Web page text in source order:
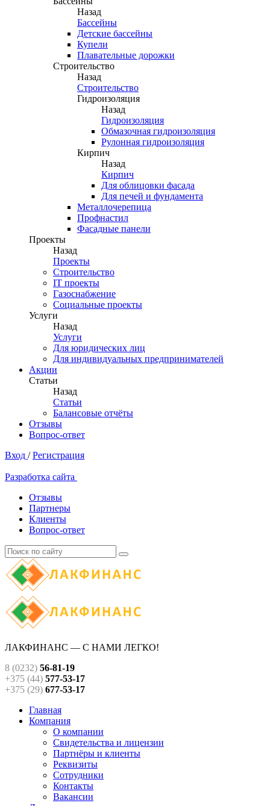
Назад
Бассейны
Детские бассейны
Купели
Плавательные дорожки
Строительство
Назад
Строительство
Гидроизоляция
Назад
Гидроизоляция
Обмазочная гидроизоляция
Рулонная гидроизоляция
Кирпич
Назад
Кирпич
Для облицовки фасада
Для печей и фундамента
Металлочерепица
Профнастил
Фасадные панели
Проекты
Назад
Проекты
Строительство
IT проекты
Газоснабжение
Социальные проекты
Услуги
Назад
Услуги
Для юридических лиц
Для индивидуальных предпринимателей
Акции
Статьи
Назад
Статьи
Балансовые отчёты
Отзывы
Вопрос-ответ
Вход /Регистрация
Разработка сайта
Отзывы
Партнеры
Клиенты
Вопрос-ответ
ЛАКФИНАНС — С НАМИ ЛЕГКО!
8 (0232) 56-81-19
+375 (44) 577-53-17
+375 (29) 677-53-17
Главная
Компания
О компании
Свидетельства и лицензии
Партнёры и клиенты
Реквизиты
Сотрудники
Контакты
Вакансии